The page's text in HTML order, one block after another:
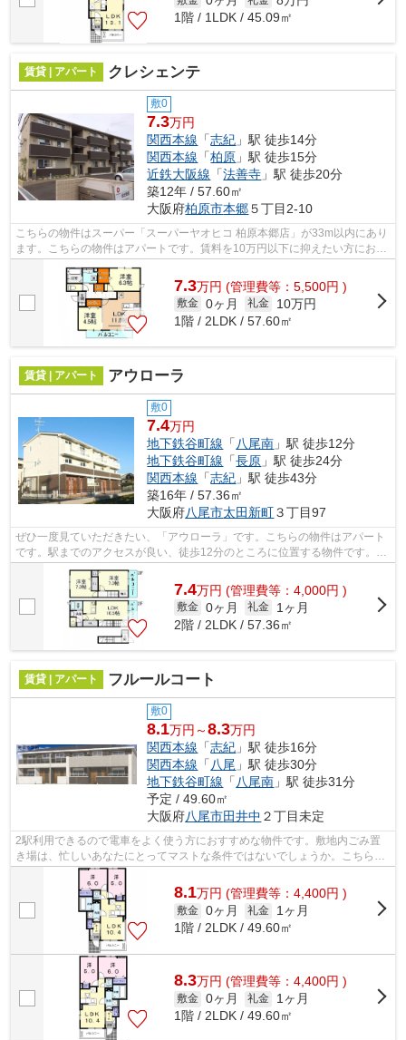
1階 / 1LDK / 45.09㎡
賃貸 | アパート クレシェンテ
敷0
7.3万円
関西本線 「志紀 」駅 徒歩14分
関西本線 「柏原 」駅 徒歩15分
近鉄大阪線 「法善寺 」駅 徒歩20分
築12年 / 57.60㎡
大阪府柏原市本郷５丁目2-10
こちらの物件はスーパー「スーパーヤオヒコ 柏原本郷店」が33m以内にあり
ます。こちらの物件はアパートです。賃料を10万円以下に抑えたい方におす
すめです。「クレシェンテ」のここが...
7.3万円 (管理費等：5,500円 )
敷金 0ヶ月 礼金
10万円
1階 / 2LDK / 57.60㎡
賃貸 | アパート アウローラ
敷0
7.4万円
地下鉄谷町線 「 八尾南 」駅 徒歩12分
地下鉄谷町線 「長原 」駅 徒歩24分
関西本線 「志紀 」駅 徒歩43分
築16年 / 57.36㎡
大阪府八尾市太田新町３丁目97
ぜひ一度見ていただきたい、「アウローラ」です。こちらの物件はアパート
です。駅までのアクセスが良い、徒歩12分のところに位置する物件です。賃
貸物件を探すなら、地域に密着した当...
7.4万円 (管理費等：4,000円 )
敷金 0ヶ月 礼金
1ヶ月
2階 / 2LDK / 57.36㎡
賃貸 | アパート フルールコート
敷0
8.1万円～8.3万円
関西本線 「志紀 」駅 徒歩16分
関西本線 「 八尾 」駅 徒歩30分
地下鉄谷町線 「 八尾南 」駅 徒歩31分
予定 / 49.60㎡
大阪府八尾市田井中 ２丁目未定
2駅利用できるので電車をよく使う方におすすめな物件です。敷地内ごみ置
き場は、忙しいあなたにとってマストな条件ではないでしょうか。こちらの
物件はアパートです。当社スタッフが地...
8.1万円 (管理費等：4,400円 )
敷金 0ヶ月 礼金
1ヶ月
1階 / 2LDK / 49.60㎡
8.3万円 (管理費等：4,400円 )
敷金 0ヶ月 礼金
1ヶ月
1階 / 2LDK / 49.60㎡